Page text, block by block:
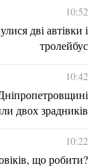
10:52
дві автівки і
тролейбус
10:42
двох зрадників
10:22
що робити?